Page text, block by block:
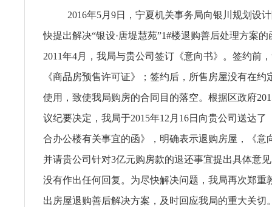
2016年5月9日，宁夏机关事务局向银川规划设
快提出解决“银设·唐堤慧苑”1#楼退购善后处理方案
2011年4月，我局与贵公司签订《意向书》。签约前
《商品房预售许可证》；签约后，所售房屋没有在约
使用，致使我局购房的合同目的落空。根据区政府
议纪要决定，我局于2015年12月16日向贵公司送达了
合办公楼有关事宜的函》，明确表示退购房屋，《意
并请贵公司针对3亿元购房款的退还事宜提出具体意
没有作出任何回复。为尽快解决问题，我局再次郑重
出房屋退购善后解决方案，及时回应我局的重大关切